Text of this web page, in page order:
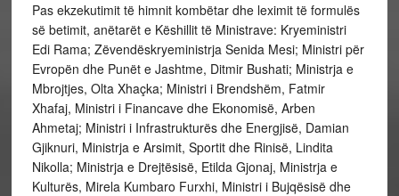
Pas ekzekutimit të himnit kombëtar dhe leximit të formulës
së betimit, anëtarët e Këshillit të Ministrave: Kryeministri
Edi Rama; Zëvendëskryeministrja Senida Mesi; Ministri për
Evropën dhe Punët e Jashtme, Ditmir Bushati; Ministrja e
Mbrojtjes, Olta Xhaçka; Ministri i Brendshëm, Fatmir
Xhafaj, Ministri i Financave dhe Ekonomisë, Arben
Ahmetaj; Ministri i Infrastrukturës dhe Energjisë, Damian
Gjiknuri, Ministrja e Arsimit, Sportit dhe Rinisë, Lindita
Nikolla; Ministrja e Drejtësisë, Etilda Gjonaj, Ministrja e
Kulturës, Mirela Kumbaro Furxhi, Ministri i Bujqësisë dhe